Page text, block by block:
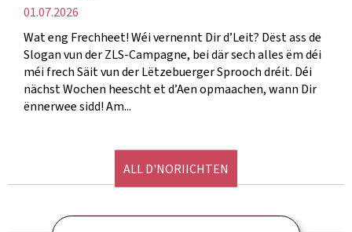
Verëffentlechungsdatum
01.07.2026
Wat eng Frechheet! Wéi vernennt Dir d’Leit? Dëst ass de
Slogan vun der ZLS-Campagne, bei där sech alles ëm déi
méi frech Säit vun der Lëtzebuerger Sprooch dréit. Déi
nächst Wochen heescht et d’Aen opmaachen, wann Dir
ënnerwee sidd! Am...
ALL D'NORIICHTEN